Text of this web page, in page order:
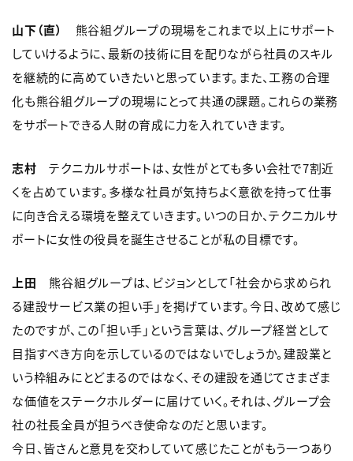
山下（直）
熊谷組グループの現場をこれまで以上にサポート
していけるように、最新の技術に目を配りながら社員のスキル
を継続的に高めていきたいと思っています。また、工務の合理
化も熊谷組グループの現場にとって共通の課題。これらの業務
をサポートできる人財の育成に力を入れていきます。
志村 テクニカルサポートは、女性がとても多い会社で7割近
くを占めています。多様な社員が気持ちよく意欲を持って仕事
に向き合える環境を整えていきます。いつの日か、テクニカルサ
ポートに女性の役員を誕生させることが私の目標です。
上田 熊谷組グループは、ビジョンとして「社会から求められ
る建設サービス業の担い手」を掲げています。今日、改めて感じ
たのですが、この「担い手」という言葉は、グループ経営として
目指すべき方向を示しているのではないでしょうか。建設業と
いう枠組みにとどまるのではなく、その建設を通じてさまざま
な価値をステークホルダーに届けていく。それは、グループ会
社の社長全員が担うべき使命なのだと思います。
今日、皆さんと意見を交わしていて感じたことがもう一つあり